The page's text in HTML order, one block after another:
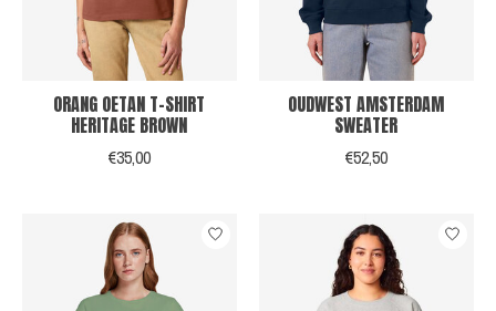
ORANG OETAN T-SHIRT
HERITAGE BROWN
€35,00
OUDWEST AMSTERDAM
SWEATER
€52,50